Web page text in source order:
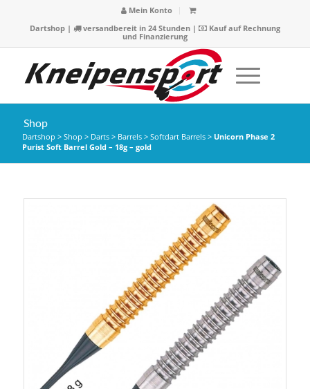
Mein Konto
Dartshop| versandbereit in 24 Stunden |
Kauf auf Rechnung
und Finanzierung
Shop
Dartshop > Shop > Darts> Barrels> Softdart Barrels> Unicorn Phase 2
Purist Soft Barrel Gold – 18g – gold